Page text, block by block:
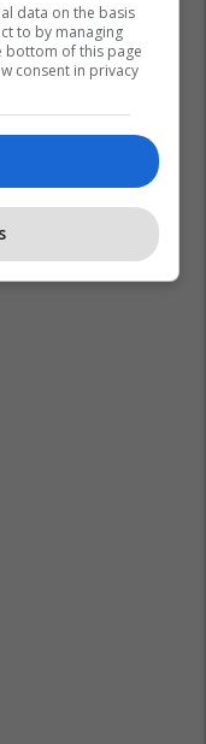
data on the basis
to by managing
bottom of this page
consent in privacy